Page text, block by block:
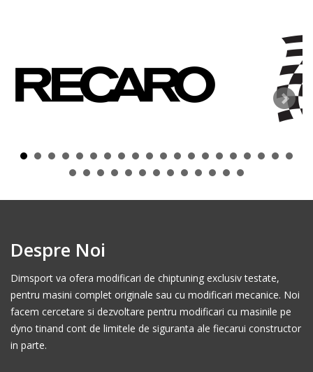
Despre Noi
Dimsport va ofera modificari de chiptuning exclusiv testate,
pentru masini complet originale sau cu modificari mecanice. Noi
facem cercetare si dezvoltare pentru modificari cu masinile pe
dyno tinand cont de limitele de siguranta ale fiecarui constructor
in parte.